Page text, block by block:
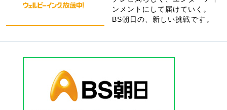
ンメントにして届けていく。
BS朝日の、新しい挑戦です。